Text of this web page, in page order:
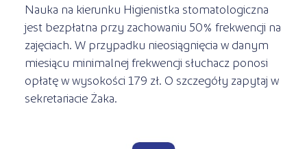
Nauka na kierunku Higienistka stomatologiczna
jest bezpłatna przy zachowaniu 50% frekwencji na
zajęciach. W przypadku nieosiągnięcia w danym
miesiącu minimalnej frekwencji słuchacz ponosi
opłatę w wysokości 179 zł. O szczegóły zapytaj w
sekretariacie Żaka.